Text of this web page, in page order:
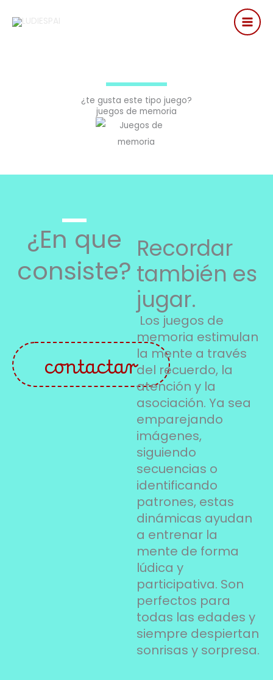
¿te gusta este tipo juego?
juegos de memoria
¿En que
consiste?
contactar
Recordar
también es
jugar.
Los juegos de
memoria estimulan
la mente a través
del recuerdo, la
atención y la
asociación. Ya sea
emparejando
imágenes,
siguiendo
secuencias o
identificando
patrones, estas
dinámicas ayudan
a entrenar la
mente de forma
lúdica y
participativa. Son
perfectos para
todas las edades y
siempre despiertan
sonrisas y sorpresa.